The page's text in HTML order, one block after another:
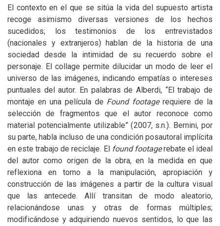
El contexto en el que se sitúa la vida del supuesto artista
recoge asimismo diversas versiones de los hechos
sucedidos; los testimonios de los entrevistados
(nacionales y extranjeros) hablan de la historia de una
sociedad desde la intimidad de su recuerdo sobre el
personaje. El collage permite dilucidar un modo de leer el
universo de las imágenes, indicando empatías o intereses
puntuales del autor. En palabras de Alberdi, “El trabajo de
montaje en una película de Found footagerequiere de la
selección de fragmentos que el autor reconoce como
material potencialmente utilizable” (2007, s.n.). Bernini, por
su parte, habla incluso de una condición posautoral implícita
en este trabajo de reciclaje. El found footagerebate el ideal
del autor como origen de la obra, en la medida en que
reflexiona en torno a la manipulación, apropiación y
construcción de las imágenes a partir de la cultura visual
que las antecede. Allí transitan de modo aleatorio,
relacionándose unas y otras de formas múltiples;
modificándose y adquiriendo nuevos sentidos, lo que las